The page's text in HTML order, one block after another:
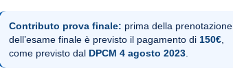
Contributo prova finale: prima della prenotazione
dell’esame finale è previsto il pagamento di150€,
come previsto dal DPCM 4 agosto 2023.